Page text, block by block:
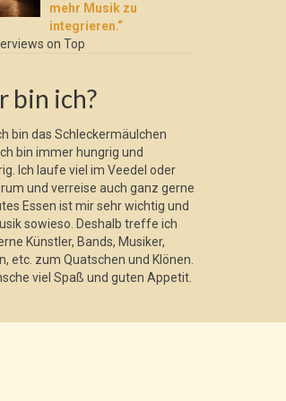
mehr Musik zu
integrieren.“
on Top
bin ich?
bin das Schleckermäulchen
bin immer hungrig und
Ich laufe viel im Veedel oder
und verreise auch ganz gerne
Essen ist mir sehr wichtig und
sowieso. Deshalb treffe ich
Künstler, Bands, Musiker,
etc. zum Quatschen und Klönen.
viel Spaß und guten Appetit.